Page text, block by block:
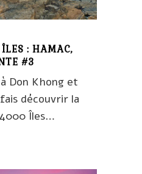
: HAMAC,
#3
Don Khong et
découvrir la
Îles…